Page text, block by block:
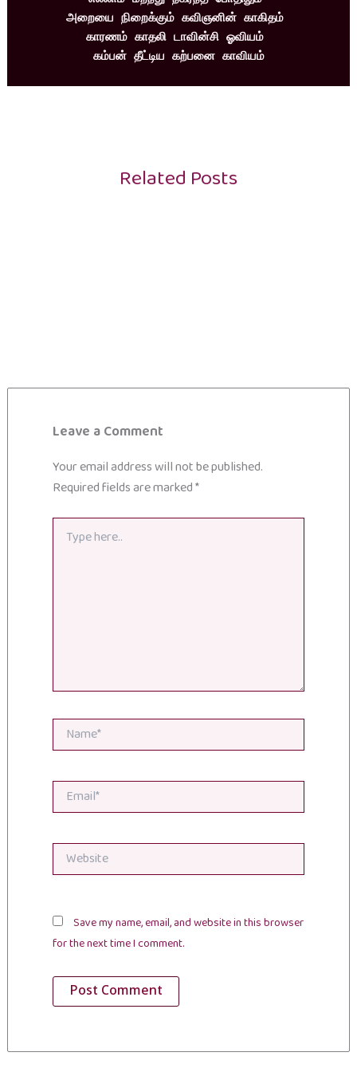
அறையை நிறைக்கும் கவிஞனின் காகிதம்
காரணம் காதலி டாவின்சி ஓவியம்
கம்பன் தீட்டிய கற்பனை காவியம்
Related Posts
Leave a Comment
Your email address will not be published.
Required fields are marked*
here..
Name*
Email*
Website
Save my name, email, and website in this browser
for the next time I comment.